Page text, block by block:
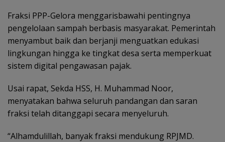
Fraksi PPP-Gelora menggarisbawahi pentingnya
pengelolaan sampah berbasis masyarakat. Pemerintah
menyambut baik dan berjanji menguatkan edukasi
lingkungan hingga ke tingkat desa serta memperkuat
sistem digital pengawasan pajak.
Usai rapat, Sekda HSS, H. Muhammad Noor,
menyatakan bahwa seluruh pandangan dan saran
fraksi telah ditanggapi secara menyeluruh.
“Alhamdulillah, banyak fraksi mendukung RPJMD.